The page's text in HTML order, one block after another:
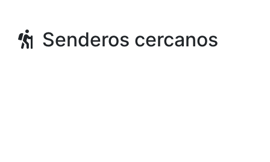
Senderos cercanos